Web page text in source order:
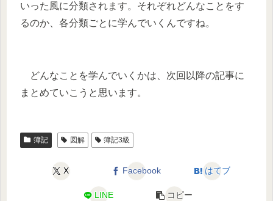
いった風に分類されます。それぞれどんなことをす
るのか、各分類ごとに学んでいくんですね。
どんなことを学んでいくかは、次回以降の記事に
まとめていこうと思います。
簿記 図解 簿記3級
X Facebook はてブ
LINE コピー